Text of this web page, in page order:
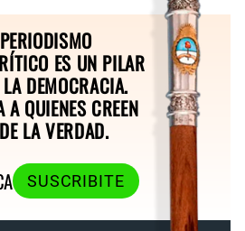
ES UN PILAR
DEMOCRACIA.
A QUIENES CREEN
LA VERDAD.
SUSCRIBITE